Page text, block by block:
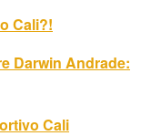
Cali?!
Darwin Andrade:
Cali